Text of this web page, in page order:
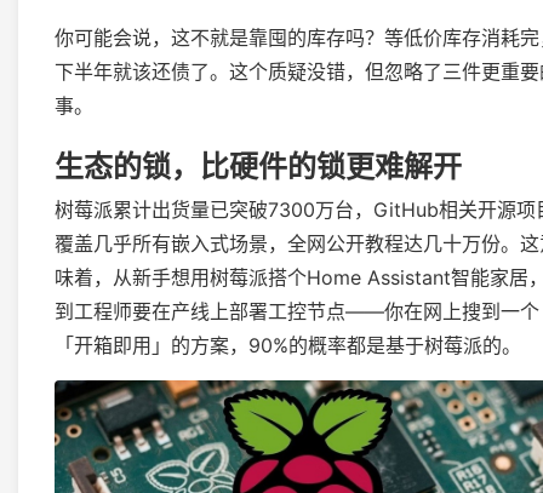
你可能会说，这不就是靠囤的库存吗？等低价库存消耗
下半年就该还债了。这个质疑没错，但忽略了三件更重
事。
生态的锁，比硬件的锁更难解开
树莓派累计出货量已突破7300万台，GitHub相关开源项
覆盖几乎所有嵌入式场景，全网公开教程达几十万份。
味着，从新手想用树莓派搭个Home Assistant智能家居
到工程师要在产线上部署工控节点——你在网上搜到一个
「开箱即用」的方案，90%的概率都是基于树莓派的。